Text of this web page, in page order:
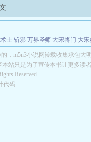
士 斩邪 万界圣师 大宋将门 大宋
原始大厨王 怪物聊天群 某美漫
，m5n3小说网转载收集承包大
站只是为了宣传本书让更多读者
Reserved.
代码